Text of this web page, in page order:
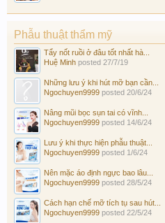
Phẫu thuật thẩm mỹ
Tẩy nốt ruồi ở đâu tốt nhất hà...
Huệ Minh posted 27/7/19
Những lưu ý khi hút mỡ bạn cần...
Ngochuyen9999 posted 20/6/24
Nâng mũi bọc sụn tai có vĩnh...
Ngochuyen9999 posted 14/6/24
Lưu ý khi thực hiện phẫu thuật...
Ngochuyen9999 posted 1/6/24
Nên mặc áo định ngực bao lâu...
Ngochuyen9999 posted 28/5/24
Cách hạn chế mỡ tích tụ sau hút...
Ngochuyen9999 posted 22/5/24